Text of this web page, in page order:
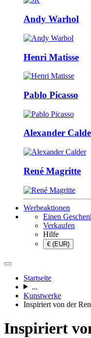
Andy Warhol
Henri Matisse
Pablo Picasso
Alexander
René Magritte
Werbeaktionen
Einen
Verkaufen
Hilfe
€ (EUR)
Startseite
...
Kunstwerke
Inspiriert von der
Inspiriert